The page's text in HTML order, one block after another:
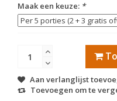
Maak een keuze: *
Aan verlanglijst
Toevoegen om te